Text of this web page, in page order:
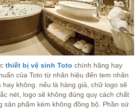
thiết bị vệ sinh Toto chính hãng hay
của Toto từ nhãn hiệu đến tem nhãn
không. nếu là hàng giả, chữ logo sẽ
nét, logo sẽ không đúng quy cách chất
sản phẩm kém không đồng bộ. Phần sứ